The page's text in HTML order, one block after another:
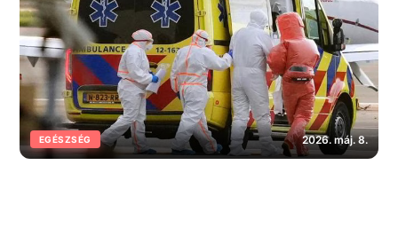
EGÉSZSÉG 2026. máj. 8.